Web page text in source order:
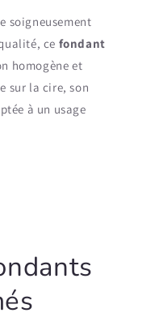
soigneusement
ce fondant
homogène et
sur la cire, son
à un usage